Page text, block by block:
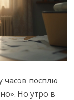
часов посплю
Но утро в